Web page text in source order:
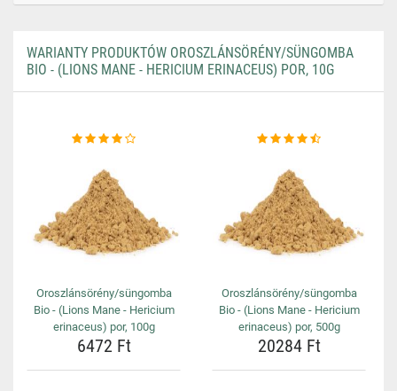
WARIANTY PRODUKTÓW OROSZLÁNSÖRÉNY/SÜNGOMBA
BIO - (LIONS MANE - HERICIUM ERINACEUS) POR, 10G
Oroszlánsörény/süngomba
Bio - (Lions Mane - Hericium
erinaceus) por, 100g
6472 Ft
Oroszlánsörény/süngomba
Bio - (Lions Mane - Hericium
erinaceus) por, 500g
20284 Ft